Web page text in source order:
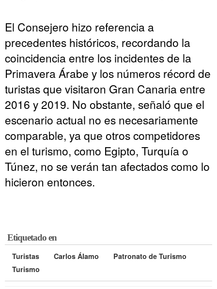
El Consejero hizo referencia a
precedentes históricos, recordando la
coincidencia entre los incidentes de la
Primavera Árabe y los números récord de
turistas que visitaron Gran Canaria entre
2016 y 2019. No obstante, señaló que el
escenario actual no es necesariamente
comparable, ya que otros competidores
en el turismo, como Egipto, Turquía o
Túnez, no se verán tan afectados como lo
hicieron entonces.
Etiquetado en
Turistas Carlos Álamo
Patronato de Turismo
Turismo